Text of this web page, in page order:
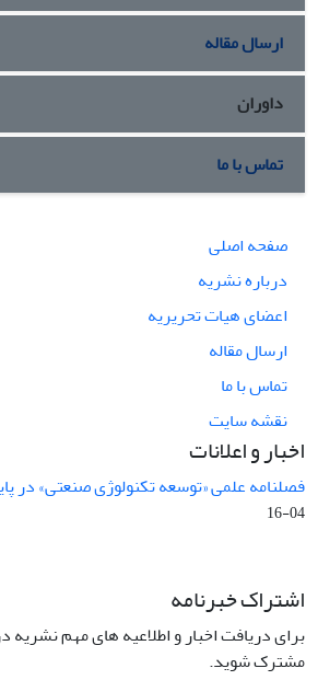
ارسال مقاله
داوران
تماس با ما
صفحه اصلی
درباره نشریه
اعضای هیات تحریریه
ارسال مقاله
تماس با ما
نقشه سایت
اخبار و اعلانات
فصلنامه علمی «توسعه تکنولوژی صنعتی» در
04-16
اشتراک خبرنامه
برای دریافت اخبار و اطلاعیه های مهم نشریه
مشترک شوید.